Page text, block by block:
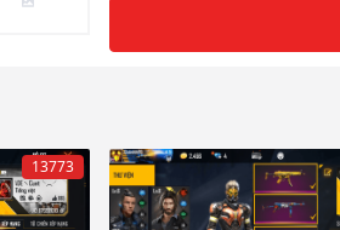
13773